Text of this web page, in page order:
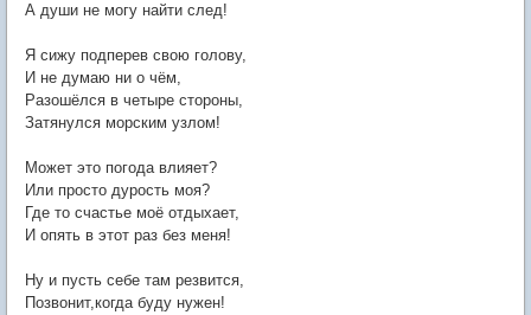
А души не могу найти след!
Я сижу подперев свою голову,
И не думаю ни о чём,
Разошёлся в четыре стороны,
Затянулся морским узлом!
Может это погода влияет?
Или просто дурость моя?
Где то счастье моё отдыхает,
И опять в этот раз без меня!
Ну и пусть себе там резвится,
Позвонит,когда буду нужен!